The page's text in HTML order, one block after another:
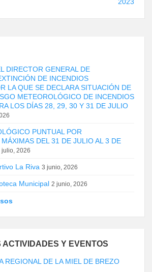
DIRECTOR GENERAL DE
DE INCENDIOS
LA QUE SE DECLARA SITUACIÓN DE
METEOROLÓGICO DE INCENDIOS
LOS DÍAS 28, 29, 30 Y 31 DE JULIO
PUNTUAL POR
DEL 31 DE JULIO AL 3 DE
julio, 2026
La Riva 3 junio, 2026
Municipal 2 junio, 2026
ACTIVIDADES Y EVENTOS
REGIONAL DE LA MIEL DE BREZO